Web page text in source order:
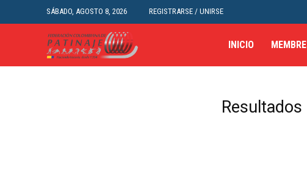
SÁBADO, AGOSTO 8, 2026 REGISTRARSE / UNIRSE
INICIO
Resultados